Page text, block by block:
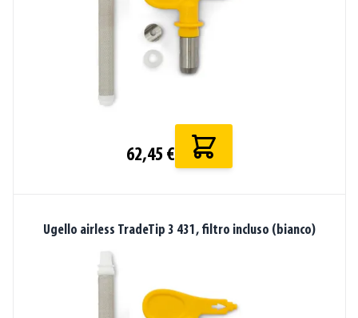
62,45 €
Ugello airless TradeTip 3 431, filtro incluso (bianco)